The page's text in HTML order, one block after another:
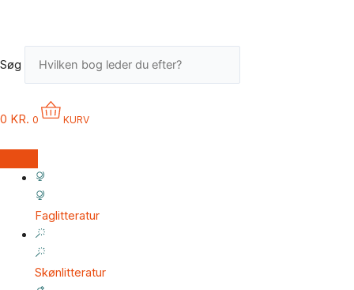
Søg
0 KR. 0 KURV
Faglitteratur
Skønlitteratur